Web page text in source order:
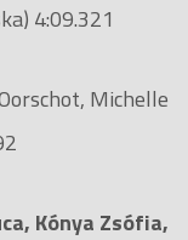
4:09.321
Michelle
Kónya Zsófia,